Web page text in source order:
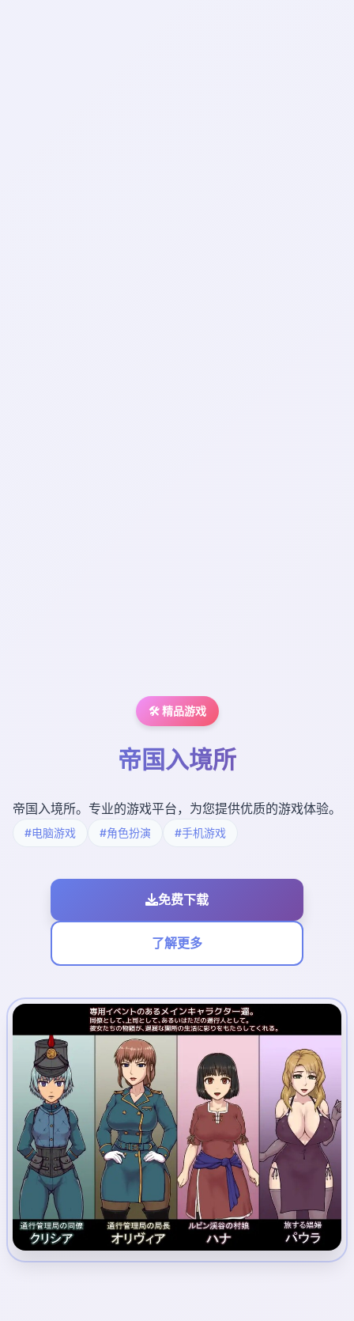
🛠️ 精品游戏
帝国入境所
帝国入境所。专业的游戏平台，为您提供优质的游戏体验。
#电脑游戏 #角色扮演 #手机游戏
免费下载
了解更多